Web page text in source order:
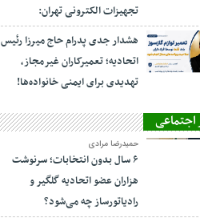
تجهیزات الکترونی تهران:
هشدار جدی پدرام حاج میرزا رئیس
اتحادیه؛ تعمیرکاران غیرمجاز،
تهدیدی برای ایمنی خانواده‌ها!
اجتماعی
حمیدرضا مرادی
۶ سال بدون انتخابات؛ سرنوشت
هزاران عضو اتحادیه گلگیر و
رادیاتورساز چه می‌شود؟